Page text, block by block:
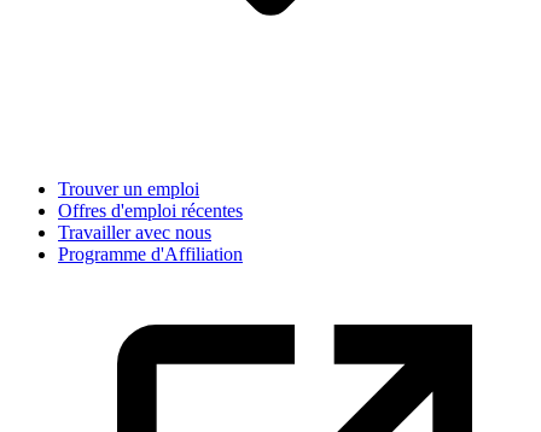
Trouver un emploi
Offres d'emploi récentes
Travailler avec nous
Programme d'Affiliation